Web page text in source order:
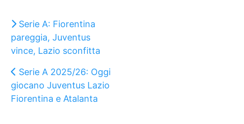
Serie A: Fiorentina
pareggia, Juventus
vince, Lazio sconfitta
Serie A 2025/26: Oggi
giocano Juventus Lazio
Fiorentina e Atalanta